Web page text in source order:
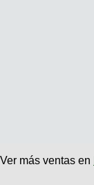
Ver más ventas en